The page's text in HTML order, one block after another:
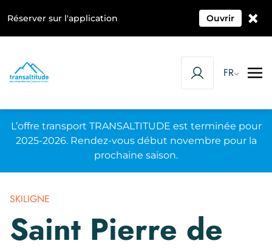
Réserver sur l'application Ouvrir ×
FR
L’offre transport TRANSALTITUDE est terminée pour
2025-2026. Rendez-vous début novembre pour la
prochaine saison.
SKILIGNE
Saint Pierre de